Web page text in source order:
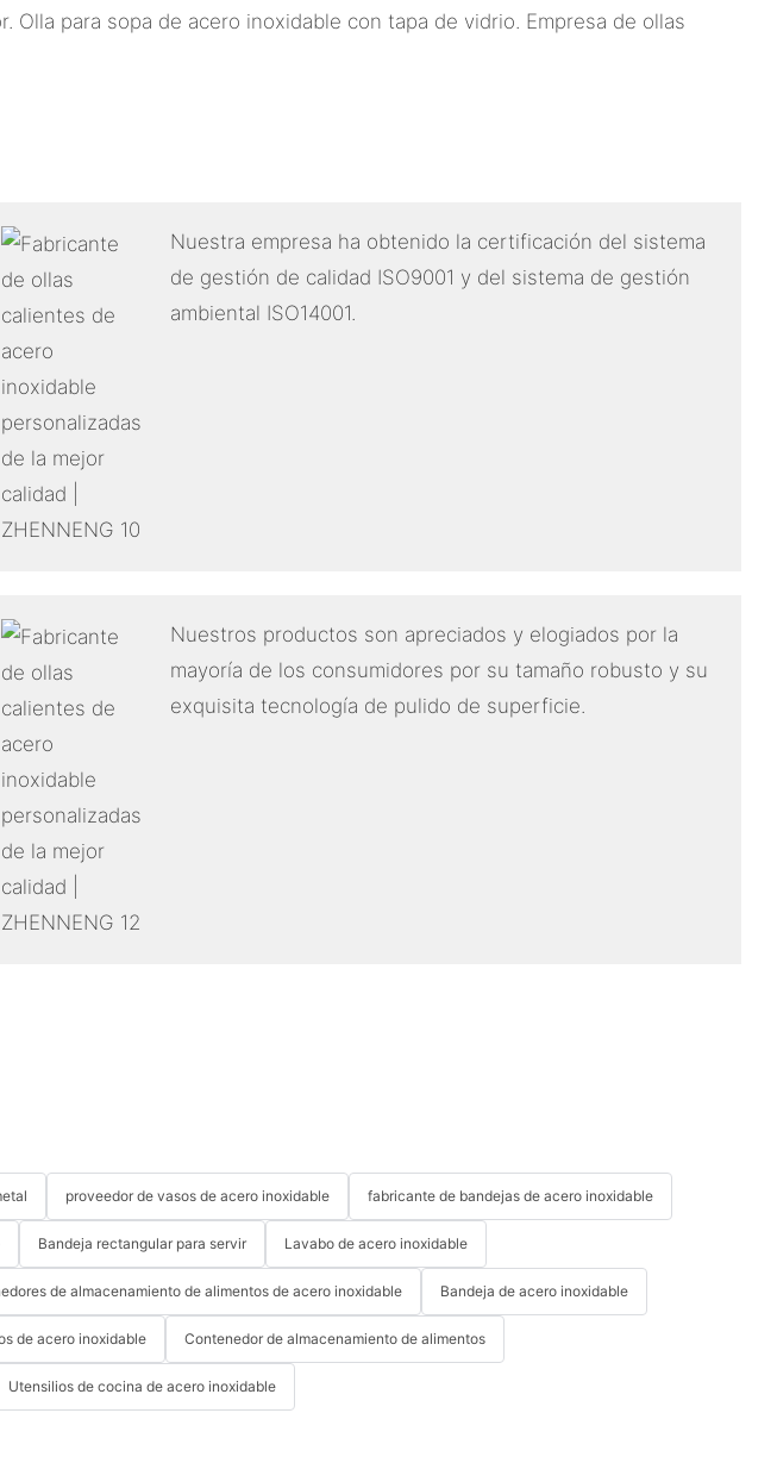
Nuestra empresa ha obtenido la certificación del sistema
de gestión de calidad ISO9001 y del sistema de gestión
ambiental ISO14001.
Nuestros productos son apreciados y elogiados por la
mayoría de los consumidores por su tamaño robusto y su
exquisita tecnología de pulido de superficie.
proveedor de vasos de acero inoxidable fabricante de bandejas de acero inoxidable
Bandeja rectangular para servir Lavabo de acero inoxidable
de almacenamiento de alimentos de acero inoxidable Bandeja de acero inoxidable
de acero inoxidable Contenedor de almacenamiento de alimentos
Utensilios de cocina de acero inoxidable